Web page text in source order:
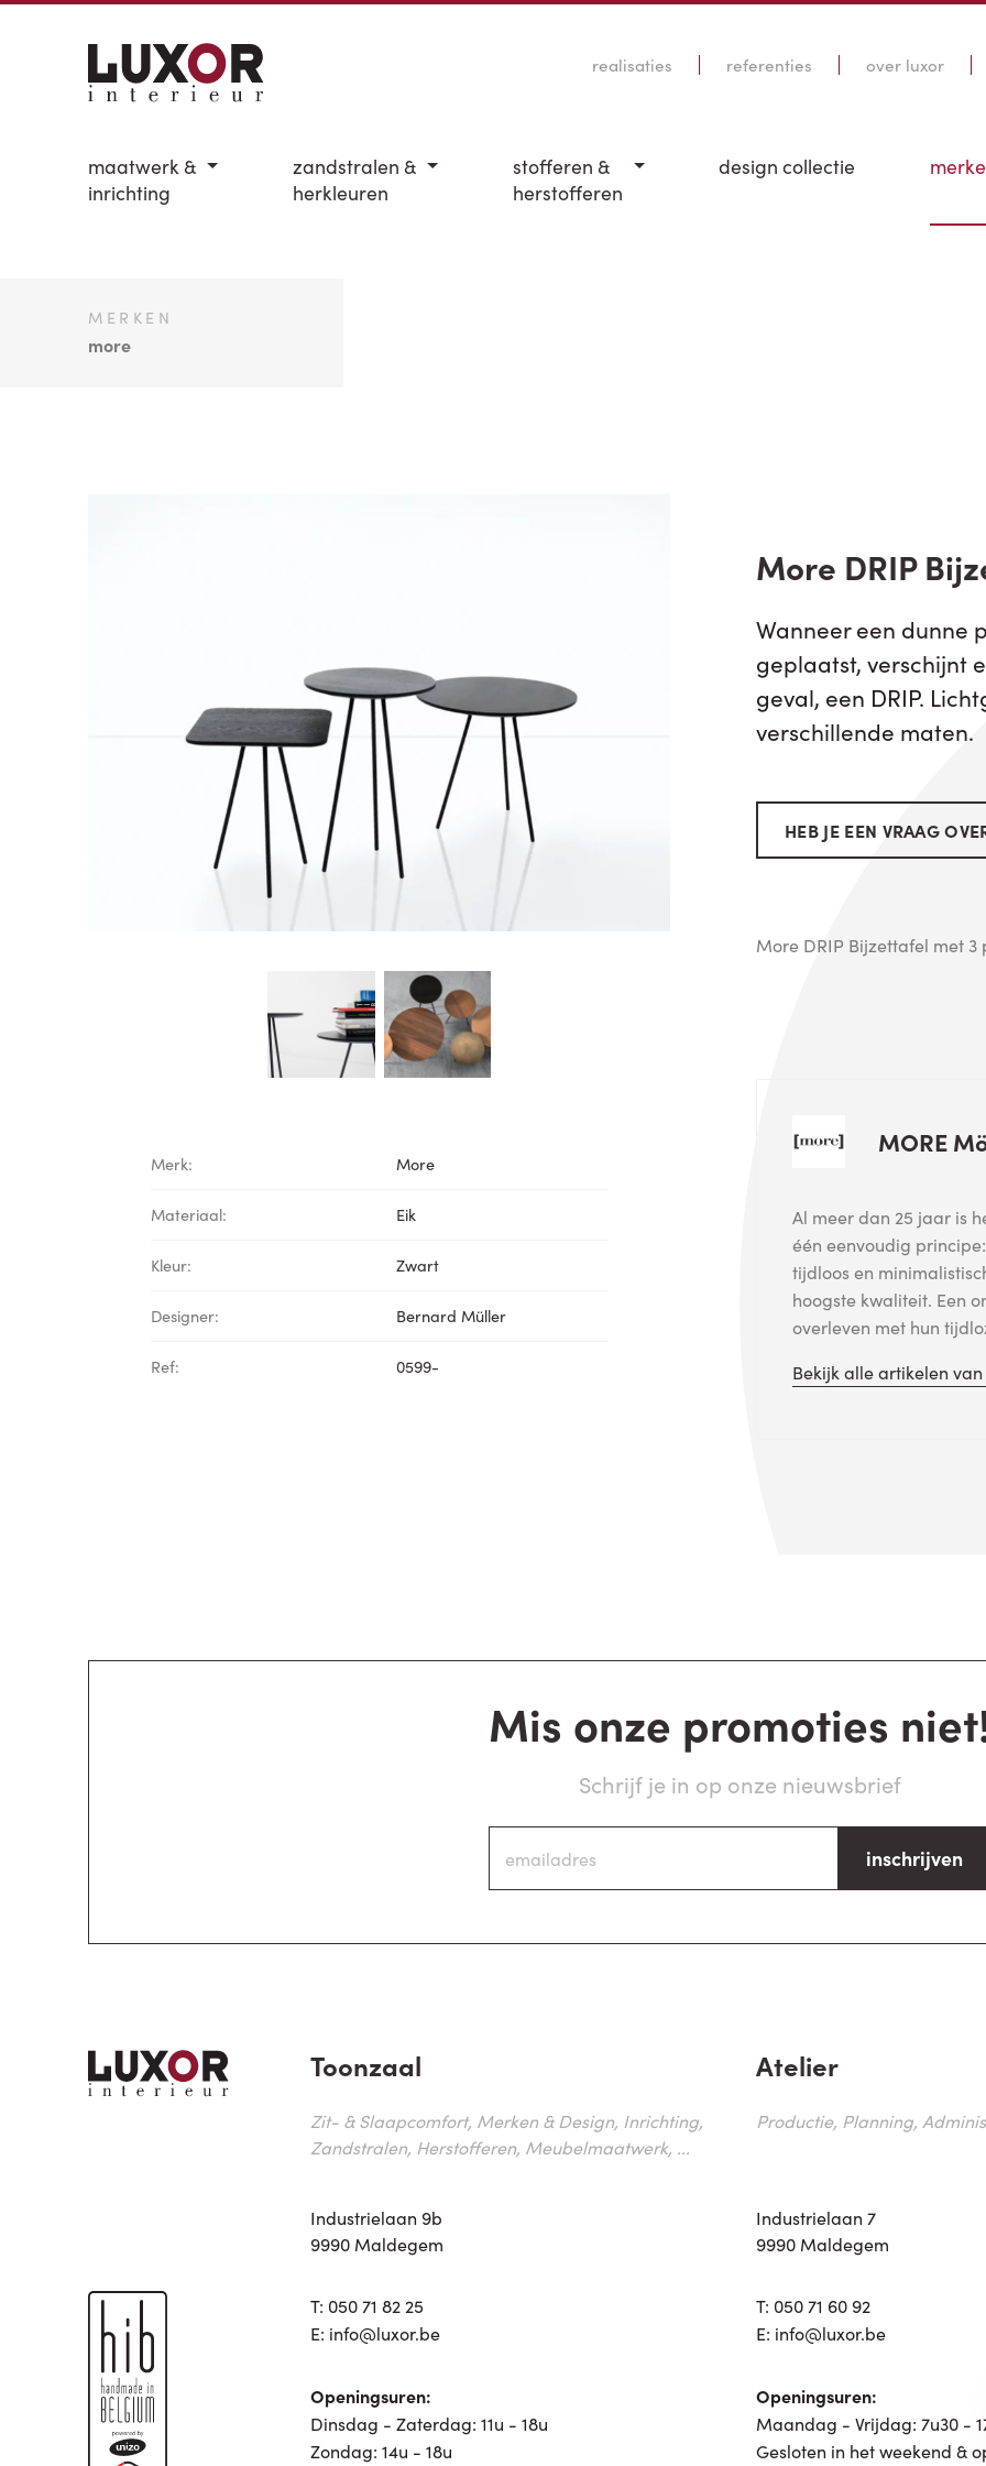
realisaties referenties over luxor
maatwerk &
inrichting
zandstralen &
herkleuren
stofferen &
herstofferen
design collectie
MERKEN
more
Merk: More
Materiaal: Eik
Kleur: Zwart
Designer: Bernard Müller
Ref: 0599-
More DRIP
Wanneer een dunne
geplaatst, verschijnt
geval, een DRIP.
verschillende maten.
HEB JE EEN VRAAG
More DRIP Bijzettafel met 3
MORE
Al meer dan 25 jaar is
één eenvoudig
tijdloos en
hoogste kwaliteit. Een
overleven met hun
Bekijk alle artikelen van
Mis onze promoties
Schrijf je in op onze nieuwsbrief
inschrijven
Toonzaal
Zit- & Slaapcomfort, Merken & Design, Inrichting,
Zandstralen, Herstofferen, Meubelmaatwerk, ...
Industrielaan 9b
9990 Maldegem
T: 050 71 82 25
E: info@luxor.be
Openingsuren:
Dinsdag - Zaterdag: 11u - 18u
Zondag: 14u - 18u
Atelier
Productie, Planning,
Industrielaan 7
9990 Maldegem
T: 050 71 60 92
E: info@luxor.be
Openingsuren:
Maandag - Vrijdag: 7u30 -
Gesloten in het weekend &